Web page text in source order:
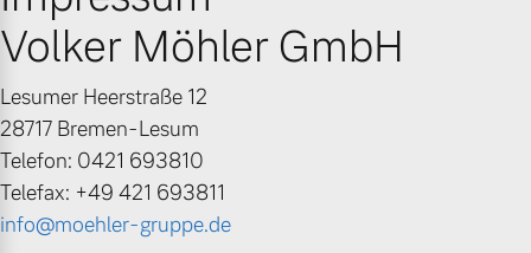
Vollelektrisch
Plug-in Hybrid
Aktuelle Angebote
Über uns
Volker Möhler GmbH
Lesumer Heerstraße 12
28717 Bremen-Lesum
Telefon: 0421 693810
Telefax: +49 421 693811
info@moehler-gruppe.de